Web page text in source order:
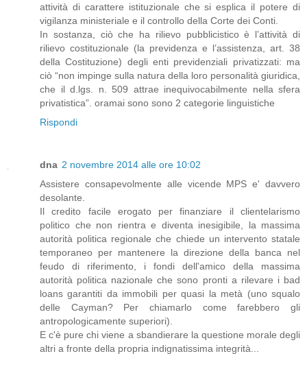
attività di carattere istituzionale che si esplica il potere di
vigilanza ministeriale e il controllo della Corte dei Conti.
In sostanza, ciò che ha rilievo pubblicistico è l’attività di
rilievo costituzionale (la previdenza e l’assistenza, art. 38
della Costituzione) degli enti previdenziali privatizzati: ma
ciò “non impinge sulla natura della loro personalità giuridica,
che il d.lgs. n. 509 attrae inequivocabilmente nella sfera
privatistica”. oramai sono sono 2 categorie linguistiche
Rispondi
dna 2 novembre 2014 alle ore 10:02
Assistere consapevolmente alle vicende MPS e' davvero
desolante.
Il credito facile erogato per finanziare il clientelarismo
politico che non rientra e diventa inesigibile, la massima
autorità politica regionale che chiede un intervento statale
temporaneo per mantenere la direzione della banca nel
feudo di riferimento, i fondi dell'amico della massima
autorità politica nazionale che sono pronti a rilevare i bad
loans garantiti da immobili per quasi la metà (uno squalo
delle Cayman? Per chiamarlo come farebbero gli
antropologicamente superiori).
E c'è pure chi viene a sbandierare la questione morale degli
altri a fronte della propria indignatissima integrità...